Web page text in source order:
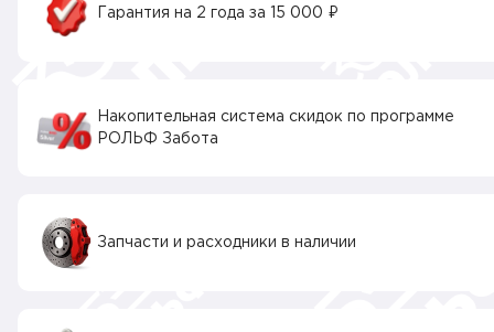
Гарантия на 2 года за 15 000 ₽
Накопительная система скидок по программе
РОЛЬФ Забота
Запчасти и расходники в наличии